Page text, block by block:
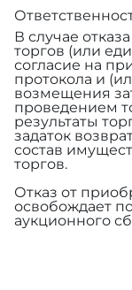
В случае
торгов (или
согласие на
протокола и
возмещения
проведением
результаты
задаток
состав
торгов.
Отказ от
освобождает
аукционного